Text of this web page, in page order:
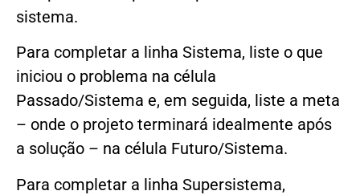
sistema.
Para completar a linha Sistema, liste o que
iniciou o problema na célula
Passado/Sistema e, em seguida, liste a meta
– onde o projeto terminará idealmente após
a solução – na célula Futuro/Sistema.
Para completar a linha Supersistema,